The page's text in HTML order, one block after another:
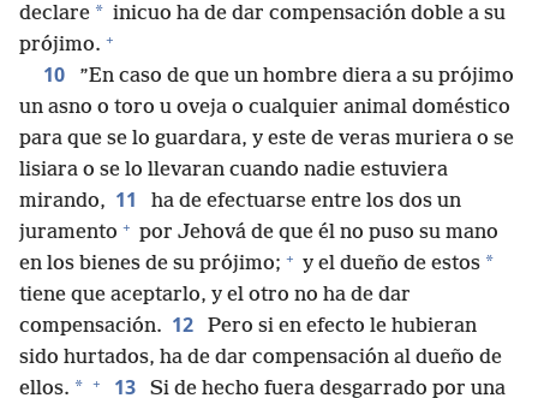
declare * inicuo ha de dar compensación doble a su
prójimo. +
10
”En caso de que un hombre diera a su prójimo
un asno o toro u oveja o cualquier animal doméstico
para que se lo guardara, y este de veras muriera o se
lisiara o se lo llevaran cuando nadie estuviera
mirando, 11
ha de efectuarse entre los dos un
juramento + por Jehová de que él no puso su mano
en los bienes de su prójimo; + y el dueño de estos *
tiene que aceptarlo, y el otro no ha de dar
compensación. 12
Pero si en efecto le hubieran
sido hurtados, ha de dar compensación al dueño de
ellos. * + 13
Si de hecho fuera desgarrado por una